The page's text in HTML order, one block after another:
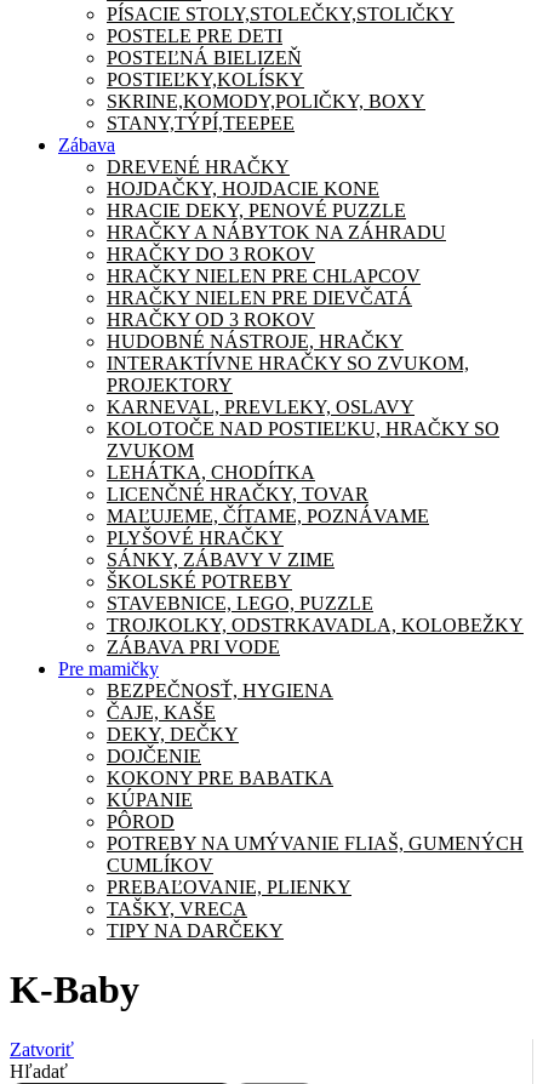
PÍSACIE STOLY,STOLEČKY,STOLIČKY
POSTELE PRE DETI
POSTEĽNÁ BIELIZEŇ
POSTIEĽKY,KOLÍSKY
SKRINE,KOMODY,POLIČKY, BOXY
STANY,TÝPÍ,TEEPEE
Zábava
DREVENÉ HRAČKY
HOJDAČKY, HOJDACIE KONE
HRACIE DEKY, PENOVÉ PUZZLE
HRAČKY A NÁBYTOK NA ZÁHRADU
HRAČKY DO 3 ROKOV
HRAČKY NIELEN PRE CHLAPCOV
HRAČKY NIELEN PRE DIEVČATÁ
HRAČKY OD 3 ROKOV
HUDOBNÉ NÁSTROJE, HRAČKY
INTERAKTÍVNE HRAČKY SO ZVUKOM,
PROJEKTORY
KARNEVAL, PREVLEKY, OSLAVY
KOLOTOČE NAD POSTIEĽKU, HRAČKY SO
ZVUKOM
LEHÁTKA, CHODÍTKA
LICENČNÉ HRAČKY, TOVAR
MAĽUJEME, ČÍTAME, POZNÁVAME
PLYŠOVÉ HRAČKY
SÁNKY, ZÁBAVY V ZIME
ŠKOLSKÉ POTREBY
STAVEBNICE, LEGO, PUZZLE
TROJKOLKY, ODSTRKAVADLA, KOLOBEŽKY
ZÁBAVA PRI VODE
Pre mamičky
BEZPEČNOSŤ, HYGIENA
ČAJE, KAŠE
DEKY, DEČKY
DOJČENIE
KOKONY PRE BABATKA
KÚPANIE
PÔROD
POTREBY NA UMÝVANIE FLIAŠ, GUMENÝCH
CUMLÍKOV
PREBAĽOVANIE, PLIENKY
TAŠKY, VRECA
TIPY NA DARČEKY
K-Baby
Zatvoriť
Hľadať